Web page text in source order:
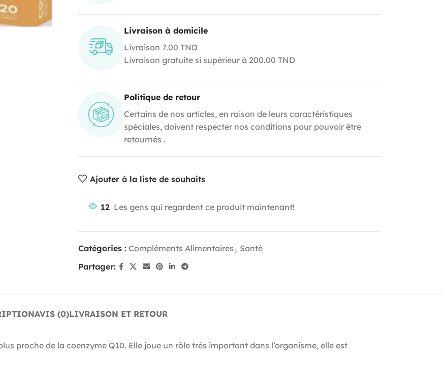
Livraison à domicile
Livraison 7.00 TND
Livraison gratuite si supérieur à 200.00 TND
Politique de retour
Certains de nos articles, en raison de leurs caractéristiques
spéciales, doivent respecter nos conditions pour pouvoir être
retournés .
Ajouter à la liste de souhaits
12 Les gens qui regardent ce produit maintenant!
Catégories : Compléments Alimentaires , Santé
Partager:
AVIS (0)LIVRAISON ET RETOUR
proche de la coenzyme Q10. Elle joue un rôle très important dans l’organisme, elle est